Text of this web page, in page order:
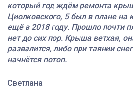
который год ждём ремонта
Циолковского, 5 был в плане на
ещё в 2018 году. Прошло почти
нет до сих пор. Крыша ветхая,
развалится, либо при таянии
начнётся потоп.
Светлана